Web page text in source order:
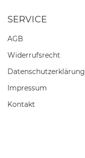
SERVICE
AGB
Widerrufs­recht
Daten­schutz­erklärung
Impressum
Kontakt